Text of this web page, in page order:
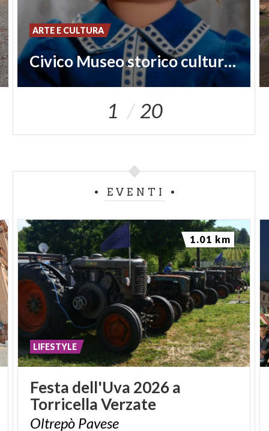
Civico Museo storico culturale della bambola e del giocattolo
ARTE E CULTURA
1 20
EVENTI
Festa dell'Uva 2026a
TorricellaVerzate
Oltrepò Pavese
LIFESTYLE
1.01 km